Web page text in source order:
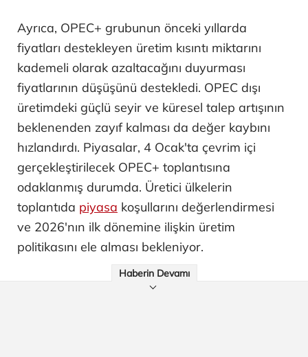
Ayrıca, OPEC+ grubunun önceki yıllarda
fiyatları destekleyen üretim kısıntı miktarını
kademeli olarak azaltacağını duyurması
fiyatlarının düşüşünü destekledi. OPEC dışı
üretimdeki güçlü seyir ve küresel talep artışının
beklenenden zayıf kalması da değer kaybını
hızlandırdı. Piyasalar, 4 Ocak'ta çevrim içi
gerçekleştirilecek OPEC+ toplantısına
odaklanmış durumda. Üretici ülkelerin
toplantıda piyasa koşullarını değerlendirmesi
ve 2026'nın ilk dönemine ilişkin üretim
politikasını ele alması bekleniyor.
Haberin Devamı